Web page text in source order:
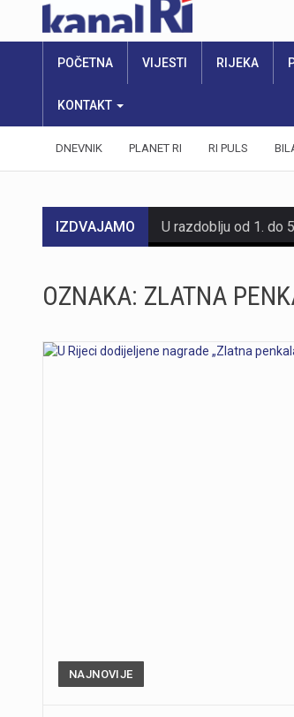
POČETNA VIJESTI RIJEKA
KONTAKT
DNEVNIK PLANET RI RI PULS
IZDVAJAMO
https://youtu.be/
https://youtu.be/t_-
OZNAKA: ZLATNA
NAJNOVIJE